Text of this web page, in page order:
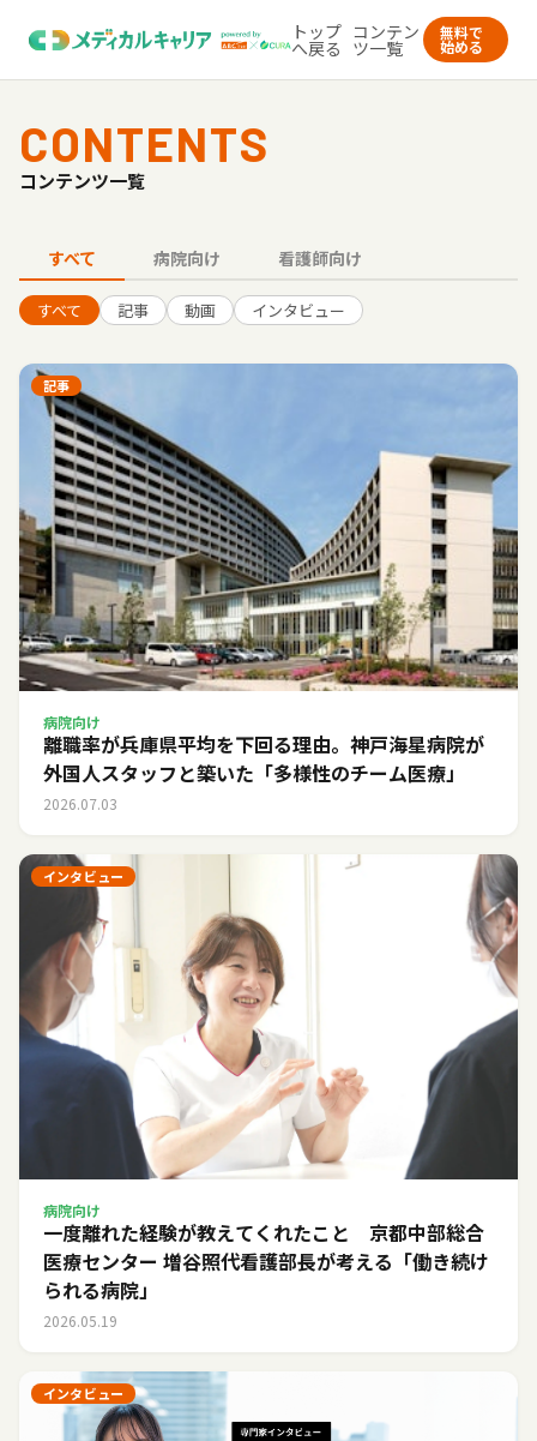
トップ
へ戻る
コンテン
ツ一覧
無料で
始める
CONTENTS
コンテンツ一覧
すべて 病院向け 看護師向け
すべて 記事 動画 インタビュー
記事
病院向け
離職率が兵庫県平均を下回る理由。神戸海星病院が
外国人スタッフと築いた「多様性のチーム医療」
2026.07.03
インタビュー
病院向け
一度離れた経験が教えてくれたこと 京都中部総合
医療センター 増谷照代看護部長が考える「働き続け
られる病院」
2026.05.19
インタビュー